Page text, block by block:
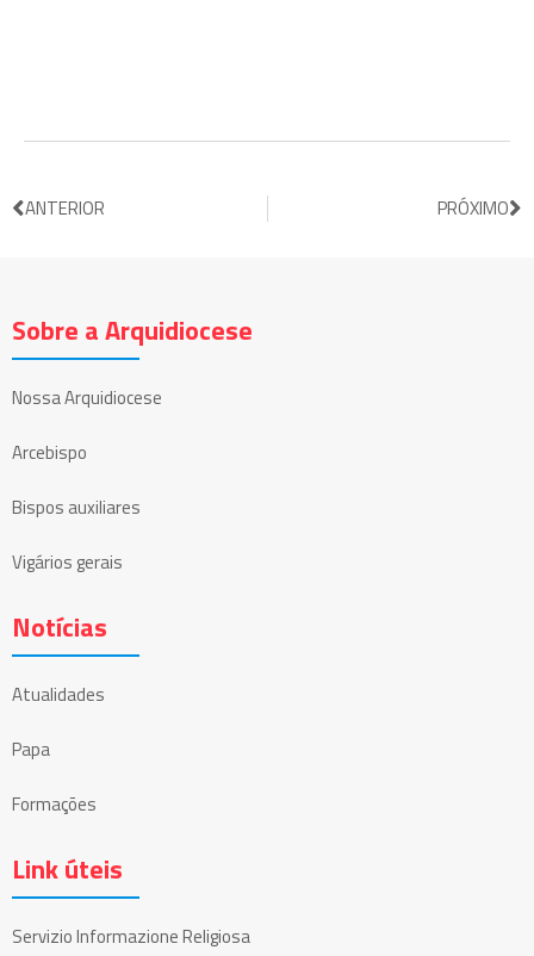
ANTERIOR PRÓXIMO
Sobre a Arquidiocese
Nossa Arquidiocese
Arcebispo
Bispos auxiliares
Vigários gerais
Notícias
Atualidades
Papa
Formações
Link úteis
Servizio Informazione Religiosa